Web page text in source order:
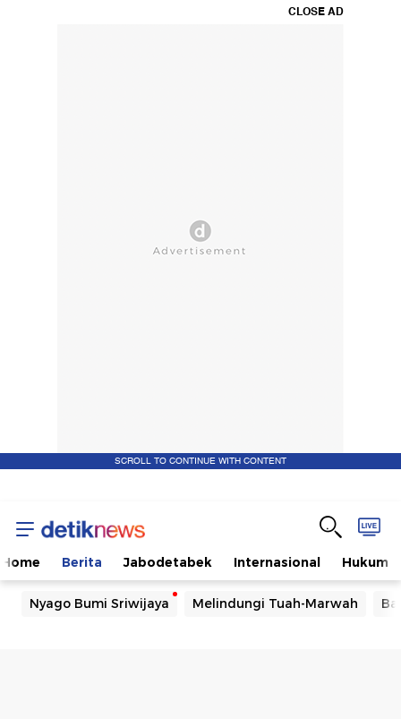
CLOSE AD
SCROLL TO CONTINUE WITH CONTENT
Home Berita Jabodetabek Internasional Hukum
Nyago Bumi Sriwijaya Melindungi Tuah-Marwah